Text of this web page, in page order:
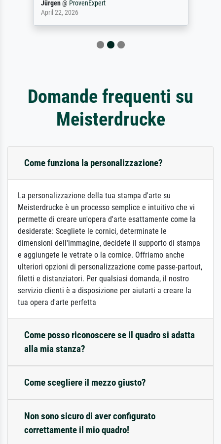
Jürgen@ ProvenExpert
April 22, 2026
Domande frequenti su
Meisterdrucke
Come funziona la personalizzazione?
La personalizzazione della tua stampa d'arte su
Meisterdrucke è un processo semplice e intuitivo che vi
permette di creare un'opera d'arte esattamente come la
desiderate: Scegliete le cornici, determinate le
dimensioni dell'immagine, decidete il supporto di stampa
e aggiungete le vetrate o la cornice. Offriamo anche
ulteriori opzioni di personalizzazione come passe-partout,
filetti e distanziatori. Per qualsiasi domanda, il nostro
servizio clienti è a disposizione per aiutarti a creare la
tua opera d'arte perfetta
Come posso riconoscere se il quadro si adatta
alla mia stanza?
Come scegliere il mezzo giusto?
Non sono sicuro di aver configurato
correttamente il mio quadro!